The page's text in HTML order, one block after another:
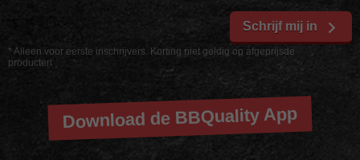
* Alleen voor eerste inschrijvers. Korting niet geldig op afgeprijsde
producten
Schrijf mij in
Download de BBQuality App